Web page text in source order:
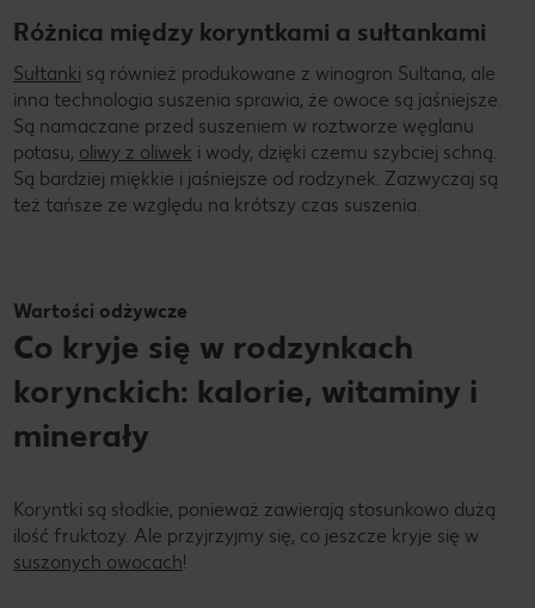
Różnica między koryntkami a sułtankami
Sułtanki są również produkowane z winogron Sultana, ale
inna technologia suszenia sprawia, że owoce są jaśniejsze.
Są namaczane przed suszeniem w roztworze węglanu
potasu, oliwy z oliwek i wody, dzięki czemu szybciej schną.
Są bardziej miękkie i jaśniejsze od rodzynek. Zazwyczaj są
też tańsze ze względu na krótszy czas suszenia.
Wartości odżywcze
Co kryje się w rodzynkach
korynckich: kalorie, witaminy i
minerały
Koryntki są słodkie, ponieważ zawierają stosunkowo dużą
ilość fruktozy. Ale przyjrzyjmy się, co jeszcze kryje się w
suszonych owocach!